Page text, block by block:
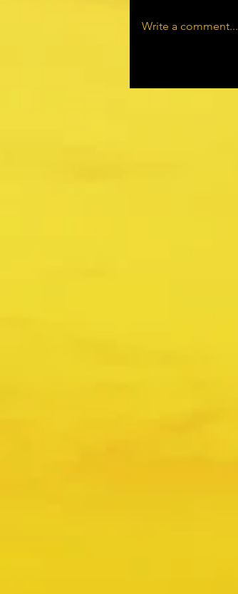
Write a comment...